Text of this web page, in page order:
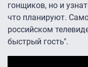
гонщиков, но и
что планируют.
российском
быстрый гость".